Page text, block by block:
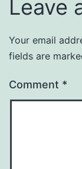
Leave
Your email
fields are
Comment *